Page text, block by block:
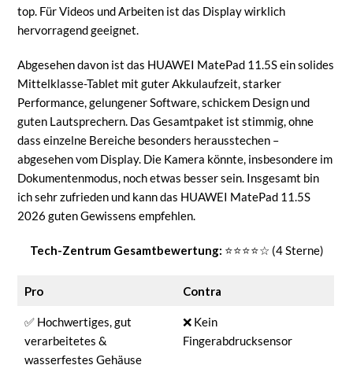
top. Für Videos und Arbeiten ist das Display wirklich
hervorragend geeignet.
Abgesehen davon ist das HUAWEI MatePad 11.5S ein solides
Mittelklasse-Tablet mit guter Akkulaufzeit, starker
Performance, gelungener Software, schickem Design und
guten Lautsprechern. Das Gesamtpaket ist stimmig, ohne
dass einzelne Bereiche besonders herausstechen –
abgesehen vom Display. Die Kamera könnte, insbesondere im
Dokumentenmodus, noch etwas besser sein. Insgesamt bin
ich sehr zufrieden und kann das HUAWEI MatePad 11.5S
2026 guten Gewissens empfehlen.
Tech-Zentrum Gesamtbewertung: ⭐⭐⭐⭐☆ (4 Sterne)
Pro Contra
✅ Hochwertiges, gut
verarbeitetes &
wasserfestes Gehäuse
❌ Kein
Fingerabdrucksensor